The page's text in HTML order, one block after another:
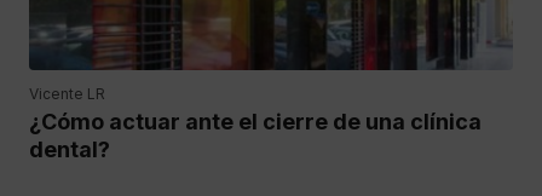
Vicente LR
¿Cómo actuar ante el cierre de una clínica
dental?